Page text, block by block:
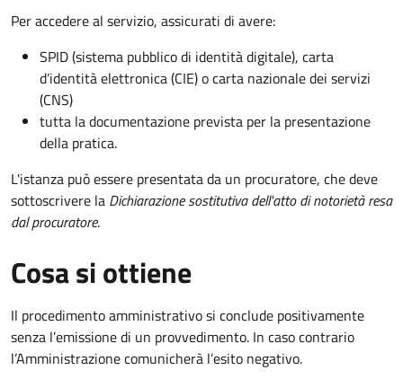
Per accedere al servizio, assicurati di avere:
SPID (sistema pubblico di identità digitale), carta
d’identità elettronica (CIE) o carta nazionale dei servizi
(CNS)
tutta la documentazione prevista per la presentazione
della pratica.
L'istanza può essere presentata da un procuratore, che deve
sottoscrivere la Dichiarazione sostitutiva dell'atto di notorietà resa
dal procuratore.
Cosa si ottiene
Il procedimento amministrativo si conclude positivamente
senza l’emissione di un provvedimento. In caso contrario
l’Amministrazione comunicherà l’esito negativo.